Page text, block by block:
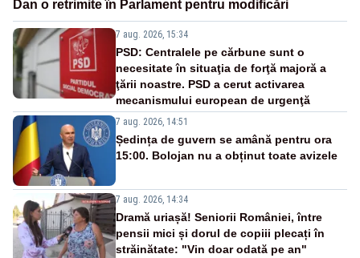
Dan o retrimite în Parlament pentru modificări
7 aug. 2026, 15:34
PSD: Centralele pe cărbune sunt o
necesitate în situaţia de forţă majoră a
ţării noastre. PSD a cerut activarea
mecanismului european de urgenţă
7 aug. 2026, 14:51
Ședința de guvern se amână pentru ora
15:00. Bolojan nu a obținut toate avizele
7 aug. 2026, 14:34
Dramă uriașă! Seniorii României, între
pensii mici și dorul de copiii plecați în
străinătate: "Vin doar odată pe an"